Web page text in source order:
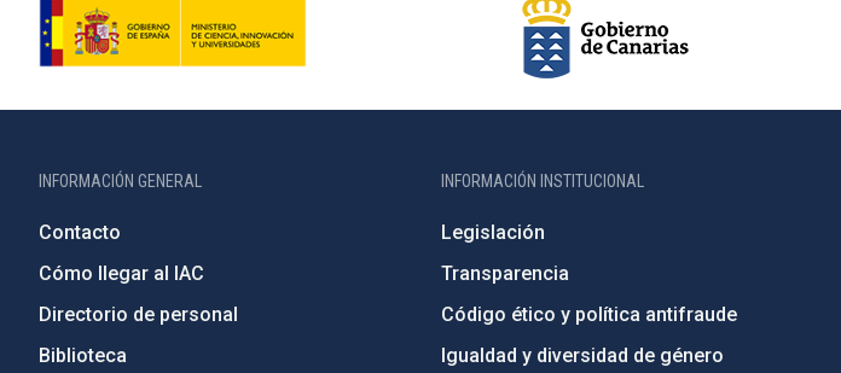
INFORMACIÓN GENERAL
Contacto
Cómo llegar al IAC
Directorio de personal
Biblioteca
INFORMACIÓN INSTITUCIONAL
Legislación
Transparencia
Código ético y política antifraude
Igualdad y diversidad de género